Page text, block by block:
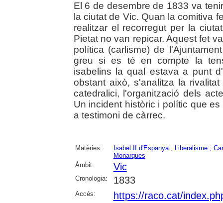
El 6 de desembre de 1833 va
la ciutat de Vic. Quan la comitiva
realitzar el recorregut per la
Pietat no van repicar. Aquest fet
política (carlisme) de
greu si es té en compte la
isabelins la qual estava a punt
obstant això, s'analitza la
catedralici, l'organització dels
Un incident històric i polític que
a testimoni de càrrec.
Matèries: Isabel II d'Espanya; Liberalisme;
Monarques
Àmbit:
Vic
Cronologia: 1833
Accés: https://raco.cat/